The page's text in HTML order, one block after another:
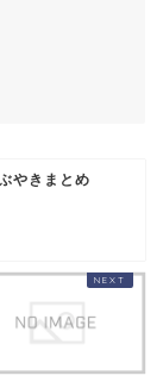
やきまとめ